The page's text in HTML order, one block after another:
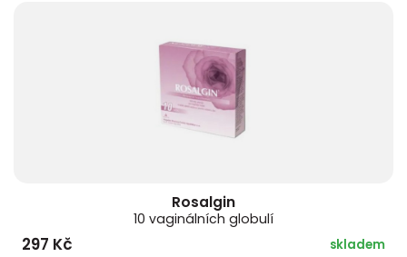
Rosalgin
10 vaginálních globulí
297 Kč skladem